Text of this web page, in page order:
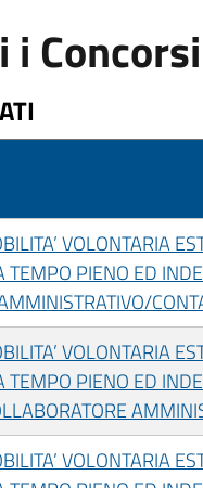
Concorsi
VOLONTARIA
TEMPO PIENO ED
VOLONTARIA
TEMPO PIENO ED
VOLONTARIA